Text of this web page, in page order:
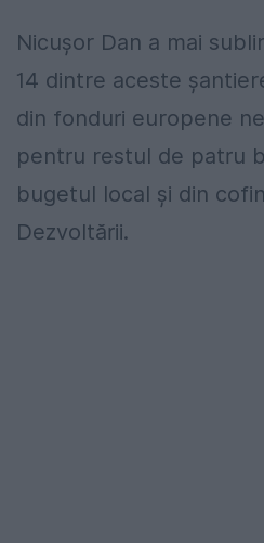
Nicușor Dan a mai
14 dintre aceste
din fonduri europene
pentru restul de patru
bugetul local și din
Dezvoltării.